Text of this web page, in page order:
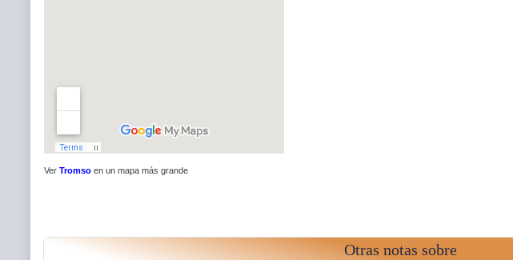
Ver Tromso en un mapa más grande
Otras notas sobre